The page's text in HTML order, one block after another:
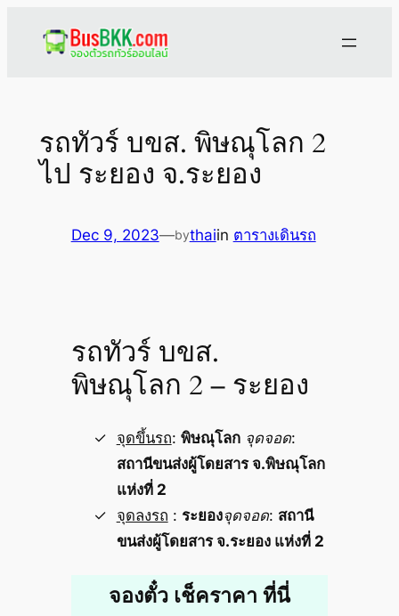
รถทัวร์ บขส. พิษณุโลก 2
ไป ระยอง จ.ระยอง
Dec 9, 2023—bythaiin ตารางเดินรถ
รถทัวร์ บขส.
พิษณุโลก 2 – ระยอง
จุดขึ้นรถ: พิษณุโลก จุดจอด:
สถานีขนส่งผู้โดยสาร จ.พิษณุโลก
แห่งที่ 2
จุดลงรถ : ระยองจุดจอด: สถานี
ขนส่งผู้โดยสาร จ.ระยอง แห่งที่ 2
จองตั๋ว เช็คราคา ที่นี่